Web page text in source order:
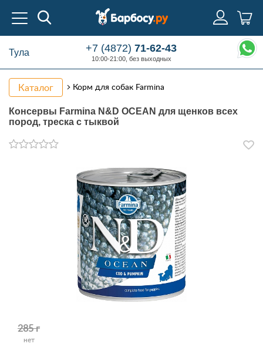
Тула +7 (4872)71-62-43
10:00-21:00, без выходных
Каталог Корм для собак Farmina
Консервы Farmina N&D OCEAN для щенков всех
пород, треска с тыквой
285 г
нет